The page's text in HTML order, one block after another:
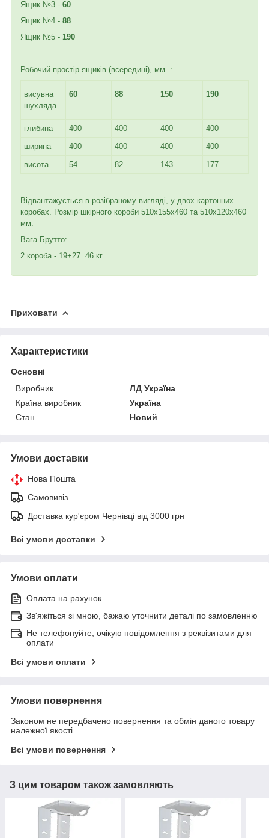
Ящик №3 - 60
Ящик №4 - 88
Ящик №5 - 190
Робочий простір ящиків (всередині), мм .:
висувна
шухляда
60 88 150 190
глибина 400 400 400
400
ширина
400 400 400
400
висота
54 82 143 177
Відвантажується в розібраному вигляді, у двох картонних
коробах. Розмір шкірного короби 510х155х460 та 510х120х460
мм.
Вага Брутто:
2 короба - 19+27=46 кг.
Приховати
Характеристики
Основні
Виробник
ЛД Україна
Країна виробник
Україна
Стан
Новий
Умови доставки
Нова Пошта
Самовивіз
Доставка кур'єром Чернівці від 3000 грн
Всі умови доставки
Умови оплати
Оплата на рахунок
Зв'яжіться зі мною, бажаю уточнити деталі по замовленню
Не телефонуйте, очікую повідомлення з реквізитами для
оплати
Всі умови оплати
Умови повернення
Законом не передбачено повернення та обмін даного товару
належної якості
Всі умови повернення
З цим товаром також замовляють